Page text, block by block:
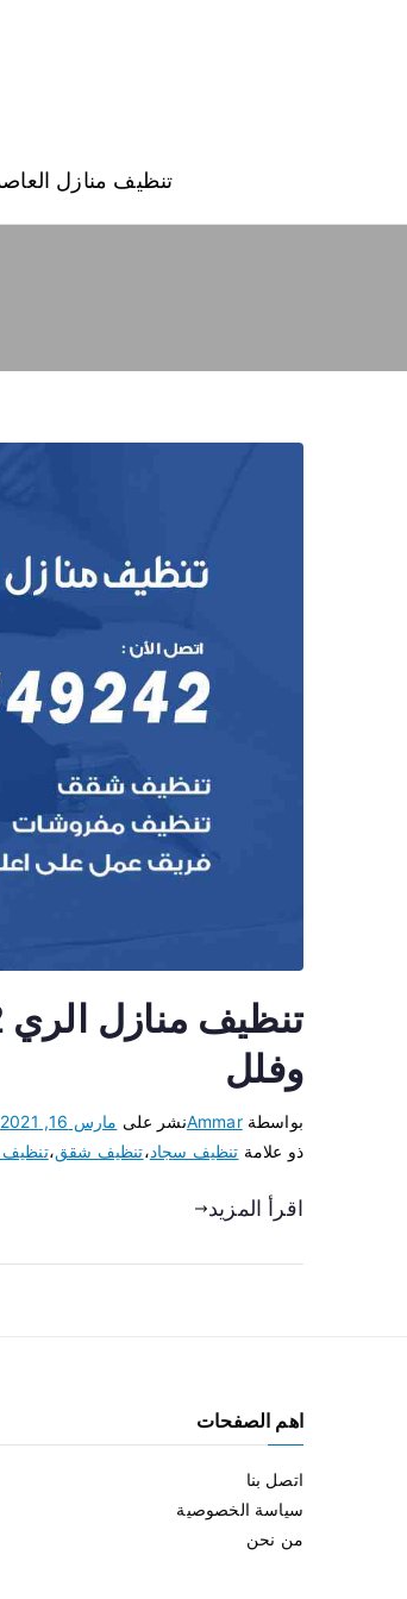
تنظيف منازل
وفلل
بواسطةAmmarنشر على مارس 16, 2021
ذو علامة تنظيف سجاد،تنظيف شقق،
اقرأ المزيد
اهم الصفحات
اتصل بنا
سياسة الخصوصية
من نحن